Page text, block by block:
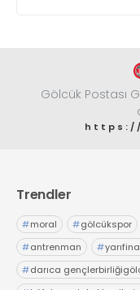
Gölcük Postası
Trendler
#moral #gölcükspor
#antrenman #
#darıca